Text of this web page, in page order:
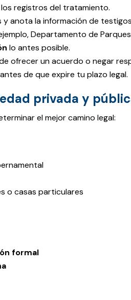
registros del tratamiento.
anota la información de
Departamento de
lo antes posible.
ofrecer un acuerdo o negar
antes de que expire tu plazo legal.
privada y
el mejor camino legal:
o casas particulares
formal